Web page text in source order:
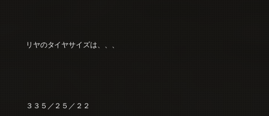
リヤのタイヤサイズは、、、
３３５／２５／２２